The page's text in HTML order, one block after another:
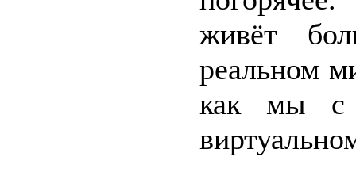
живёт
реальном
как мы с